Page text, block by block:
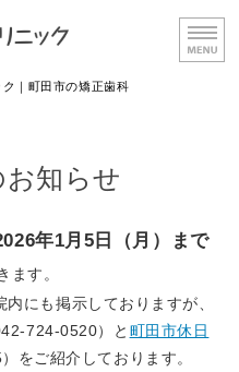
かねがえ矯正歯科
｜町田市の矯正歯科
知らせ
年1月5日（月）まで
ます。
にも掲示しておりますが、
724-0520）と 町田市休日
をご紹介しております。